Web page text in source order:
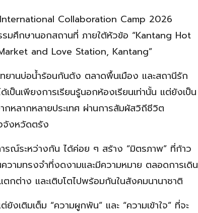
Collaboration Camp 2026
ศึกษานอกสถานที่ ภายใต้หัวข้อ “Kantang Hot
and Love Station, Kantang”
นบ่อน้ำร้อนกันตัง ตลาดพื้นเมือง และสถานีรัก
นเพียงการเรียนรู้นอกห้องเรียนเท่านั้น แต่ยังเป็น
กหลากหลายประเทศ ผ่านการสัมผัสวิถีชีวิต
จังหวัดตรัง
รณ์ระหว่างกัน ได้ค่อย ๆ สร้าง “มิตรภาพ” ที่ก้าว
ามทรงจำที่งดงามและมีความหมาย ตลอดการเดิน
กต่าง และเติบโตไปพร้อมกันในสังคมนานาชาติ
เติมเต็ม “ความผูกพัน” และ “ความเข้าใจ” ที่จะ